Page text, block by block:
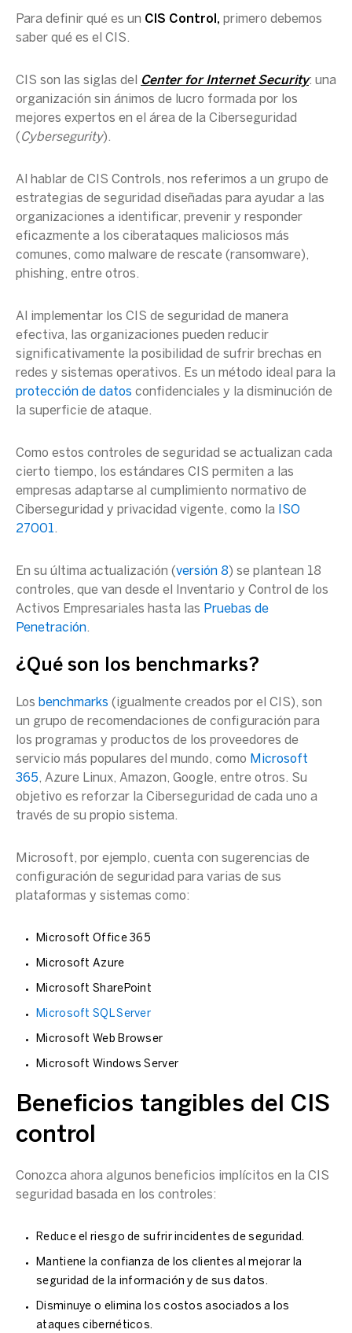
Para definir qué es un CIS Control, primero debemos
saber qué es el CIS.
CIS son las siglas del Center for Internet Security: una
organización sin ánimos de lucro formada por los
mejores expertos en el área de la Ciberseguridad
( Cybersegurity).
Al hablar de CIS Controls, nos referimos a un grupo de
estrategias de seguridad diseñadas para ayudar a las
organizaciones a identificar, prevenir y responder
eficazmente a los ciberataques maliciosos más
comunes, como malware de rescate (ransomware),
phishing, entre otros.
Al implementar los CIS de seguridad de manera
efectiva, las organizaciones pueden reducir
significativamente la posibilidad de sufrir brechas en
redes y sistemas operativos. Es un método ideal para la
protección de datos confidenciales y la disminución de
la superficie de ataque.
Como estos controles de seguridad se actualizan cada
cierto tiempo, los estándares CIS permiten a las
empresas adaptarse al cumplimiento normativo de
Ciberseguridad y privacidad vigente, como la
ISO
27001.
En su última actualización (versión 8 ) se plantean 18
controles, que van desde el Inventario y Control de los
Activos Empresariales hasta las Pruebas de
Penetración.
¿Qué son los benchmarks?
Los benchmarks (igualmente creados por el CIS), son
un grupo de recomendaciones de configuración para
los programas y productos de los proveedores de
servicio más populares del mundo, como Microsoft
365, Azure Linux, Amazon, Google, entre otros. Su
objetivo es reforzar la Ciberseguridad de cada uno a
través de su propio sistema.
Microsoft, por ejemplo, cuenta con sugerencias de
configuración de seguridad para varias de sus
plataformas y sistemas como:
Microsoft Office 365
Microsoft Azure
Microsoft SharePoint
Microsoft SQL Server
Microsoft Web Browser
Microsoft Windows Server
Beneficios tangibles del CIS
control
Conozca ahora algunos beneficios implícitos en la CIS
seguridad basada en los controles:
Reduce el riesgo de sufrir incidentes de seguridad.
Mantiene la confianza de los clientes al mejorar la
seguridad de la información y de sus datos.
Disminuye o elimina los costos asociados a los
ataques cibernéticos.